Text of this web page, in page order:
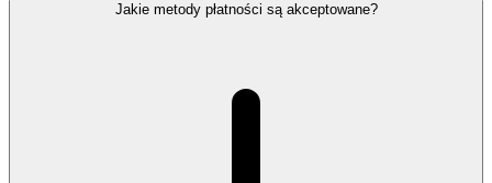
Jakie metody płatności są akceptowane?